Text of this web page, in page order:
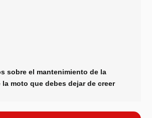
sobre el mantenimiento de la
la moto que debes dejar de creer